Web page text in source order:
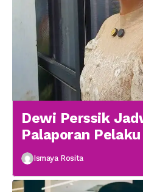
Dewi Perssik
Palaporan
Medsos
Ismaya Rosita